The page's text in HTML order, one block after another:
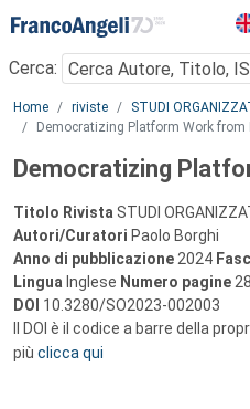
Menu
Cerca:
Main content
Home riviste STUDI
Democratizing Platform Work from
Democratizing
Titolo Rivista STUDI
Autori/Curatori Paolo Borghi
Anno di pubblicazione 2024
Lingua Inglese Numero pagine 28
DOI 10.3280/SO2023-002003
Il DOI è il codice a barre della
più clicca qui